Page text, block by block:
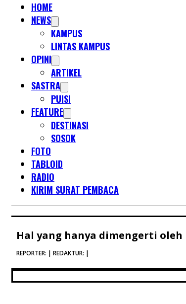
HOME
NEWS
KAMPUS
LINTAS KAMPUS
OPINI
ARTIKEL
SASTRA
PUISI
FEATURE
DESTINASI
SOSOK
FOTO
TABLOID
RADIO
KIRIM SURAT PEMBACA
Hal yang hanya dimengerti
REPORTER: | REDAKTUR: |